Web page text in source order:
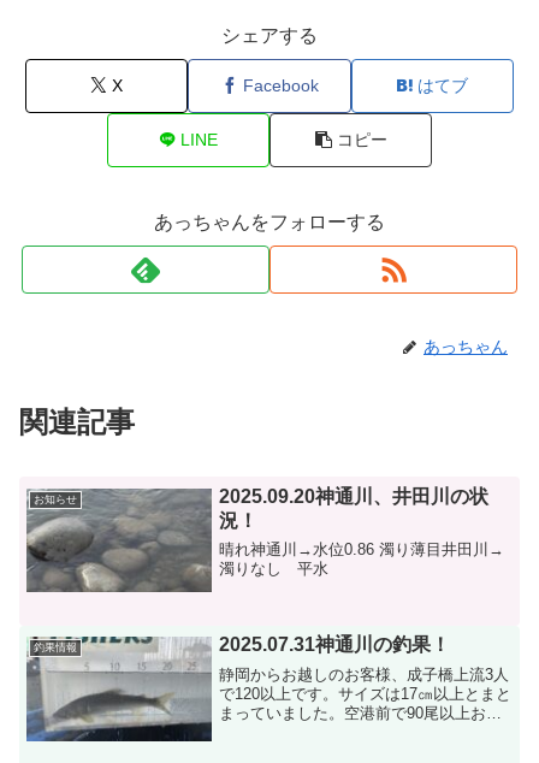
シェアする
X Facebook はてブ
LINE コピー
あっちゃんをフォローする
あっちゃん
関連記事
お知らせ
2025.09.20神通川、井田川の状
況！
晴れ神通川→水位0.86 濁り薄目井田川→
濁りなし 平水
釣果情報 2025.07.31神通川の釣果！
静岡からお越しのお客様、成子橋上流3人
で120以上です。サイズは17㎝以上とまと
まっていました。空港前で90尾以上おと